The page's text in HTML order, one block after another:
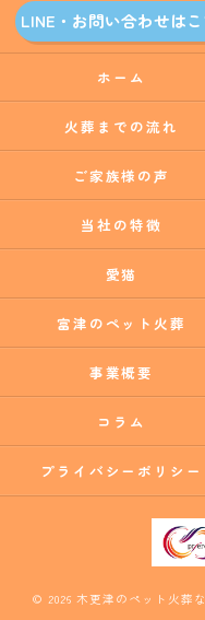
LINE・お問い合わせはこ
ホーム
火葬までの流れ
ご家族様の声
当社の特徴
愛猫
富津のペット火葬
事業概要
コラム
プライバシーポリシー
© 2026 木更津のペット火葬